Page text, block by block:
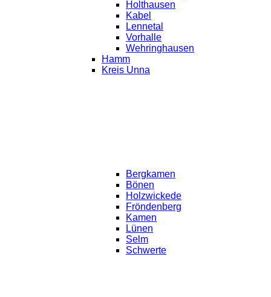
Holthausen
Kabel
Lennetal
Vorhalle
Wehringhausen
Hamm
Kreis Unna
Bergkamen
Bönen
Holzwickede
Fröndenberg
Kamen
Lünen
Selm
Schwerte